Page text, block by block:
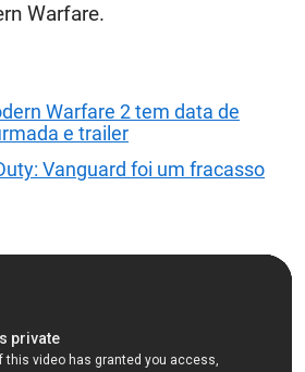
Warfare.
Warfare 2 tem data de
e trailer
Vanguard foi um fracasso